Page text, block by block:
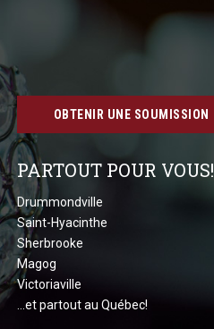
OBTENIR UNE SOUMISSION
PARTOUT POUR VOUS!
Drummondville
Saint-Hyacinthe
Sherbrooke
Magog
Victoriaville
...et partout au Québec!